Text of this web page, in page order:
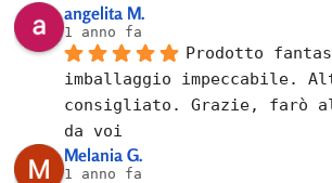
angelita M.
1 anno fa
Prodotto
imballaggio impeccabile.
consigliato. Grazie, farò
da voi
Melania G.
1 anno fa